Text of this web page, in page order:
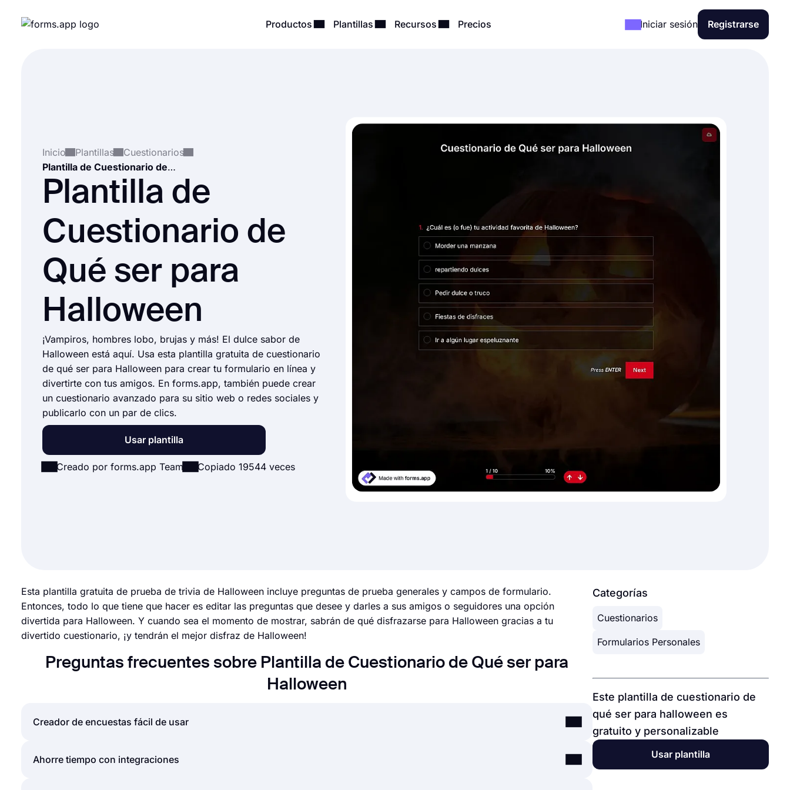
Productos Plantillas Recursos Precios Iniciar sesión Registrarse
Inicio Plantillas
Cuestionarios
Plantilla de Cuestionario de Qué ser para Halloween
Plantilla de
Cuestionario de
Qué ser para
Halloween
¡Vampiros, hombres lobo, brujas y más! El dulce sabor de
Halloween está aquí. Usa esta plantilla gratuita de cuestionario
de qué ser para Halloween para crear tu formulario en línea y
divertirte con tus amigos. En forms.app, también puede crear
un cuestionario avanzado para su sitio web o redes sociales y
publicarlo con un par de clics.
Usar plantilla
Creado por forms.app Team Copiado 19544 veces
Esta plantilla gratuita de prueba de trivia de Halloween incluye preguntas de prueba generales y campos de formulario.
Entonces, todo lo que tiene que hacer es editar las preguntas que desee y darles a sus amigos o seguidores una opción
divertida para Halloween. Y cuando sea el momento de mostrar, sabrán de qué disfrazarse para Halloween gracias a tu
divertido cuestionario, ¡y tendrán el mejor disfraz de Halloween!
Preguntas frecuentes sobre Plantilla de Cuestionario de Qué ser para
Halloween
Creador de encuestas fácil de usar
Crear formularios y encuestas en línea es mucho más fácil que nunca. Sin necesidad de codificar una sola línea,
Ahorre tiempo con integraciones
Categorías
Cuestionarios
Formularios Personales
Este plantilla de cuestionario de
qué ser para halloween es
gratuito y personalizable
Usar plantilla